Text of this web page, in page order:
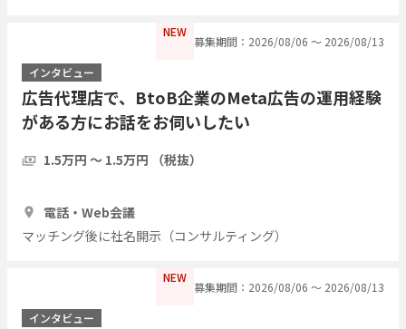
NEW
募集期間：2026/08/06 〜 2026/08/13
インタビュー
広告代理店で、BtoB企業のMeta広告の運用経験
がある方にお話をお伺いしたい
1.5万円 〜 1.5万円 （税抜）
電話・Web会議
マッチング後に社名開示（コンサルティング）
NEW
募集期間：2026/08/06 〜 2026/08/13
インタビュー